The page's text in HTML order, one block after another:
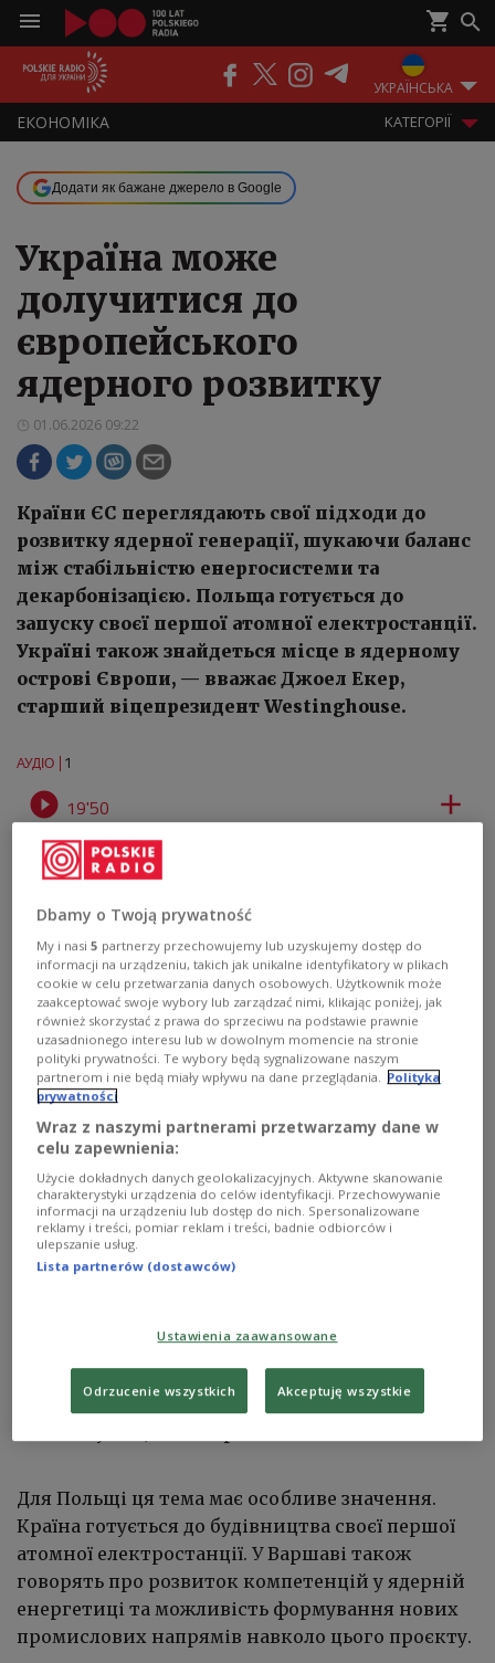
УКРАЇНСЬКА
ЕКОНОМІКА KАТЕГОРІЇ
ПОДКАСТИ ЕФІР
Додати як бажане джерело в Google
Україна може
долучитися до
європейського
ядерного розвитку
01.06.2026 09:22
Країни ЄС переглядають свої підходи до
розвитку ядерної генерації, шукаючи баланс
між стабільністю енергосистеми та
декарбонізацією. Польща готується до
запуску своєї першої атомної електростанції.
Україні також знайдеться місце в ядерному
острові Європи, — вважає Джоел Екер,
старший віцепрезидент Westinghouse.
АУДІО 1
 19'50 
ЕНЕРГЕТИЧНА ТРАНСФОРМАЦІЯ. Джоел Екер: Україна може
долучитися до європейського ядерного розвитку
Войцех Врохна, урядовий уповноважений зі стратегічної
енергетичної інфраструктури, Войцех Якубік, експерт у справах
енергетики, під час розмови в рамках Польського економічного
конгресу, Варшава, 28 травня, 2026 року.
необхідність нових реакторів дедалі більше
країн обговорюють її роль у забезпеченні
стабільного електропостачання та переході до
Для Польщі ця тема має особливе значення.
Країна готується до будівництва своєї першої
атомної електростанції. У Варшаві також
говорять про розвиток компетенцій у ядерній
енергетиці та можливість формування нових
промислових напрямів навколо цього проєкту.
Dbamy o Twoją prywatność
My i nasi5 partnerzy przechowujemy lub uzyskujemy dostęp do
informacji na urządzeniu, takich jak unikalne identyfikatory w plikach
cookie w celu przetwarzania danych osobowych. Użytkownik może
zaakceptować swoje wybory lub zarządzać nimi, klikając poniżej, jak
również skorzystać z prawa do sprzeciwu na podstawie prawnie
uzasadnionego interesu lub w dowolnym momencie na stronie
polityki prywatności. Te wybory będą sygnalizowane naszym
partnerom i nie będą miały wpływu na dane przeglądania.
Polityka
prywatności
Wraz z naszymi partnerami przetwarzamy dane w
celu zapewnienia:
Użycie dokładnych danych geolokalizacyjnych. Aktywne skanowanie
charakterystyki urządzenia do celów identyfikacji. Przechowywanie
informacji na urządzeniu lub dostęp do nich. Spersonalizowane
reklamy i treści, pomiar reklam i treści, badnie odbiorców i
ulepszanie usług.
Lista partnerów (dostawców)
Ustawienia zaawansowane
Odrzucenie wszystkich Akceptuję wszystkie